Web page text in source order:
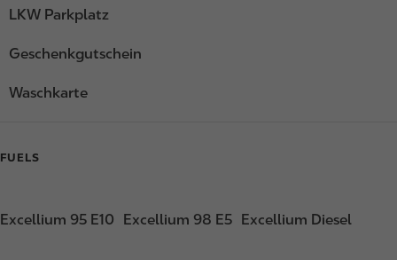
LKW Parkplatz
Geschenkgutschein
Waschkarte
FUELS
Excellium 95 E10 Excellium 98 E5 Excellium Diesel